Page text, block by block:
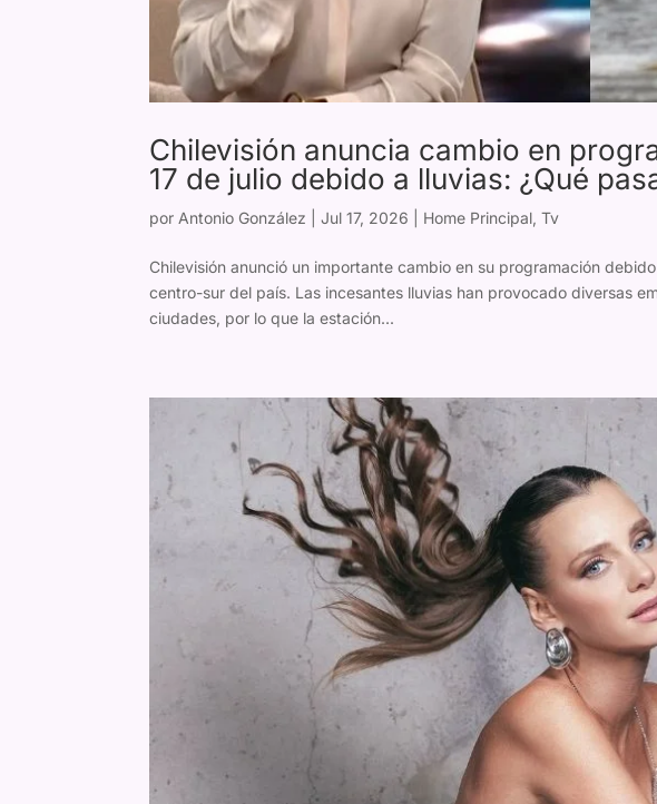
Chilevisión anuncia cambio en
17 de julio debido a lluvias: ¿Qué
por Antonio González |Jul 17, 2026 Home Principal,Tv
Chilevisión anunció un importante cambio en su programación
centro-sur del país. Las incesantes lluvias han provocado diversas
ciudades, por lo que la estación...